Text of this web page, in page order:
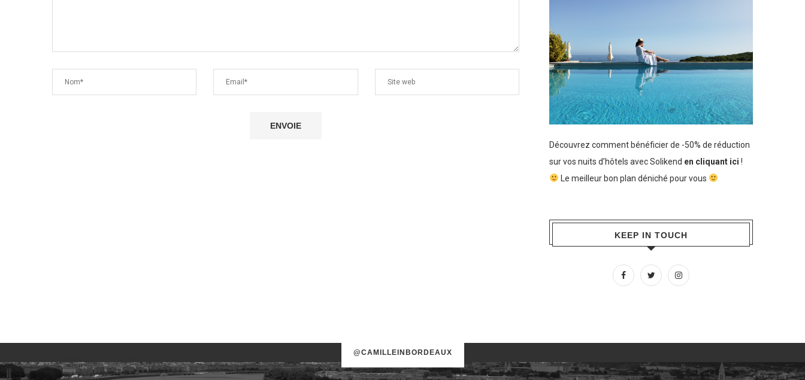
Découvrez comment bénéficier de -50% de réduction
sur vos nuits d’hôtels avec Solikend en cliquant ici !
Le meilleur bon plan déniché pour vous
KEEP IN TOUCH
@CAMILLEINBORDEAUX